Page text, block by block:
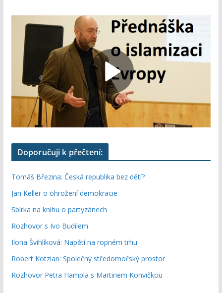
Doporučuji k přečtení:
Tomáš Březina: Česká republika bez dětí?
Jan Keller o ohrožení demokracie
Sbírka na knihu o partyzánech
Rozhovor s Ivo Budilem
Ilona Švihlíková: Napětí na ropném trhu
Robert Kotzian: Společný středomořský prostor
Rozhovor Petra Hampla s Martinem Konvičkou